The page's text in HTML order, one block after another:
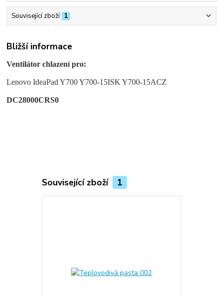
Související zboží 1
Bližší informace
Ventilátor chlazení pro:
Lenovo IdeaPad Y700 Y700-15ISK Y700-15ACZ
DC28000CRS0
Související zboží 1